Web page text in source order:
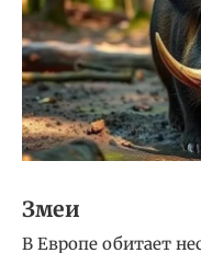
Змеи
В Европе обитает